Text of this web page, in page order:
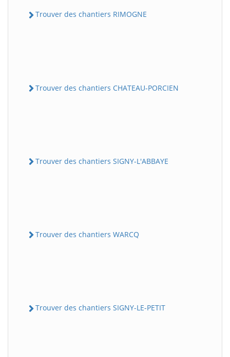
Trouver des chantiers RIMOGNE
Trouver des chantiers CHATEAU-PORCIEN
Trouver des chantiers SIGNY-L'ABBAYE
Trouver des chantiers WARCQ
Trouver des chantiers SIGNY-LE-PETIT